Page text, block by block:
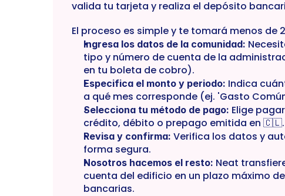
valida tu tarjeta y realiza el depósito
El proceso es simple y te tomará menos de
Ingresa los datos de la comunidad:
tipo y número de cuenta de la
en tu boleta de cobro).
Especifica el monto y periodo: Indica
a qué mes corresponde (ej. 'Gasto
Selecciona tu método de pago: Elige
crédito, débito o prepago emitida en 🇨🇱.
Revisa y confirma: Verifica los datos y
forma segura.
Nosotros hacemos el resto: Neat
cuenta del edificio en un plazo máximo
bancarias.